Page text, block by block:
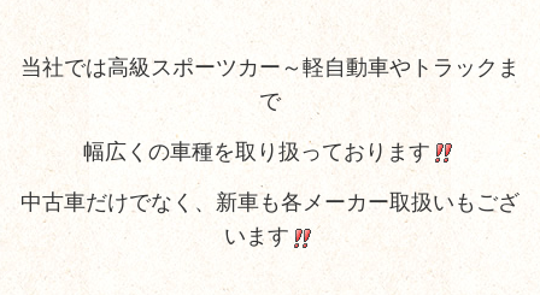
当社では高級スポーツカー～軽自動車やトラックま
で
幅広くの車種を取り扱っております
中古車だけでなく、新車も各メーカー取扱いもござ
います